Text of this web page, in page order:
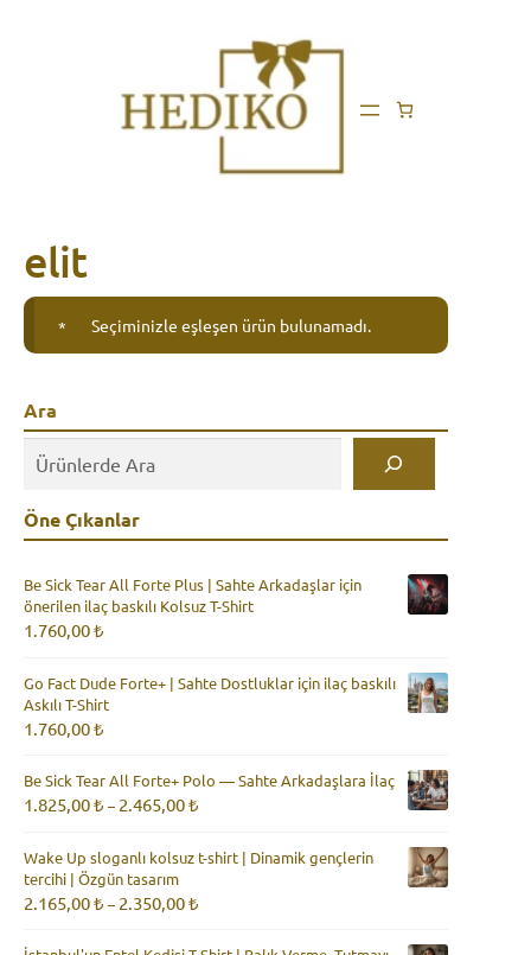
elit
Seçiminizle eşleşen ürün bulunamadı.
Ara
Öne Çıkanlar
Be Sick Tear All Forte Plus | Sahte Arkadaşlar için
önerilen ilaç baskılı Kolsuz T-Shirt
1.760,00₺
Go Fact Dude Forte+ | Sahte Dostluklar için ilaç baskılı
Askılı T-Shirt
1.760,00₺
Be Sick Tear All Forte+ Polo — Sahte Arkadaşlara İlaç
1.825,00₺ – 2.465,00₺
-
Wake Up sloganlı kolsuz t-shirt | Dinamik gençlerin
tercihi | Özgün tasarım
2.165,00₺ – 2.350,00₺